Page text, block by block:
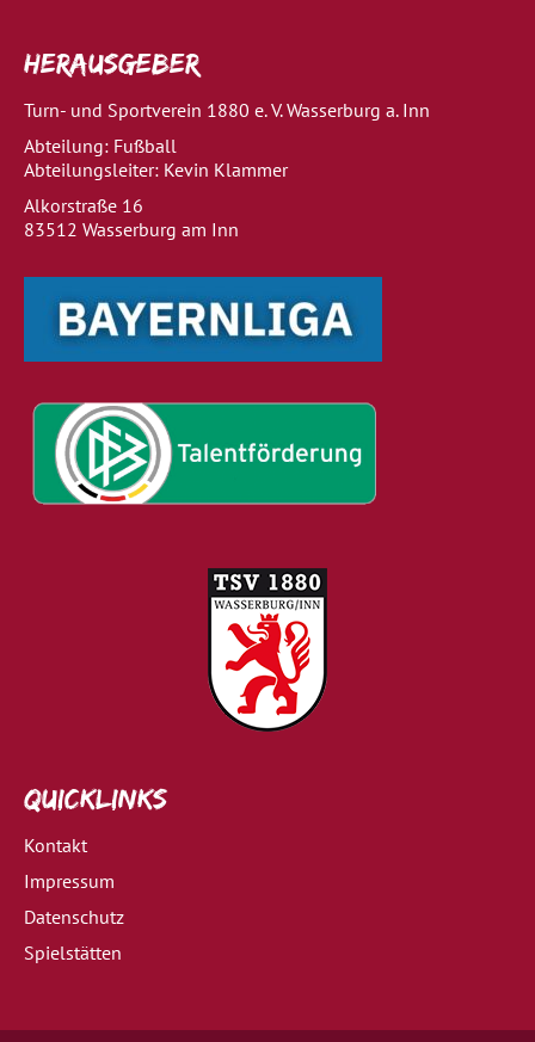
Herausgeber
Turn- und Sportverein 1880 e. V. Wasserburg a. Inn
Abteilung: Fußball
Abteilungsleiter: Kevin Klammer
Alkorstraße 16
83512 Wasserburg am Inn
Quicklinks
Kontakt
Impressum
Datenschutz
Spielstätten